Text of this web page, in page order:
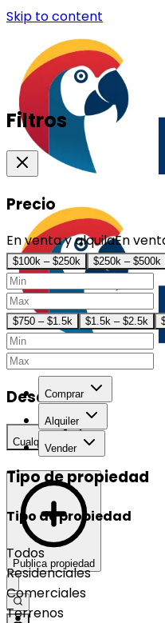
Skip to content
Comprar
Alquiler
Vender
Publica propiedad
Filtros
Precio
En venta y alquilaEn
$100k – $250k $250k – $500k
$750 – $1.5k $1.5k – $2.5k
Desarrollo
Cualquier
Tipo de propiedad
Tipo de propiedad
Todos
Residenciales
Comerciales
Terrenos